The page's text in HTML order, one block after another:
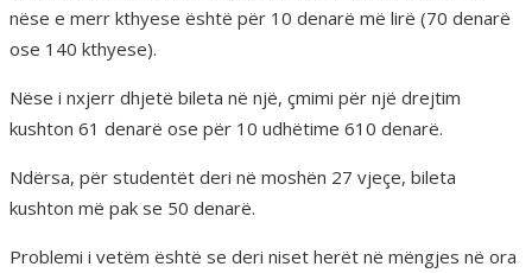
nëse e merr kthyese është për 10 denarë më lirë (70 denarë
ose 140 kthyese).
Nëse i nxjerr dhjetë bileta në një, çmimi për një drejtim
kushton 61 denarë ose për 10 udhëtime 610 denarë.
Ndërsa, për studentët deri në moshën 27 vjeçe, bileta
kushton më pak se 50 denarë.
Problemi i vetëm është se deri niset herët në mëngjes në ora